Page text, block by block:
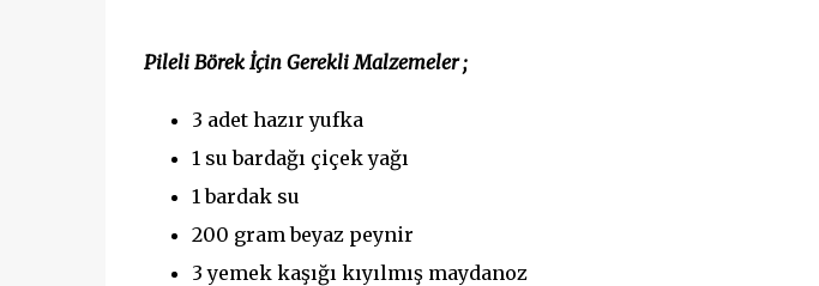
Pileli Börek İçin Gerekli Malzemeler ;
3 adet hazır yufka
1 su bardağı çiçek yağı
1 bardak su
200 gram beyaz peynir
3 yemek kaşığı kıyılmış maydanoz